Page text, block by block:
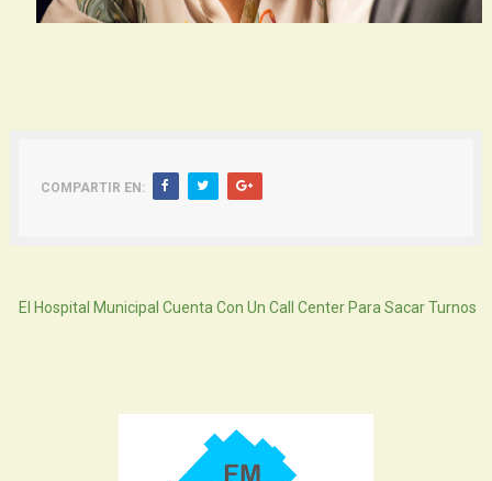
COMPARTIR EN:
El Hospital Municipal Cuenta Con Un Call Center Para Sacar Turnos